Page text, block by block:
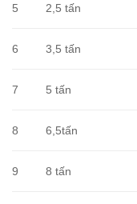
5 2,5 tấn
6 3,5 tấn
7 5 tấn
8 6,5tấn
9 8 tấn